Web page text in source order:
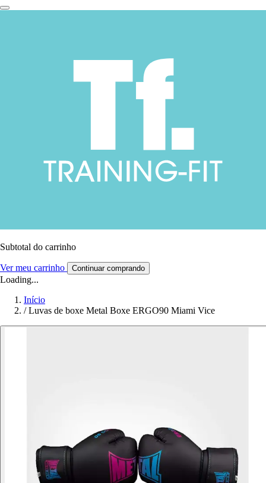
Subtotal do carrinho
Ver meu carrinho Continuar comprando
Loading...
Início
/ Luvas de boxe Metal Boxe ERGO90 Miami Vice